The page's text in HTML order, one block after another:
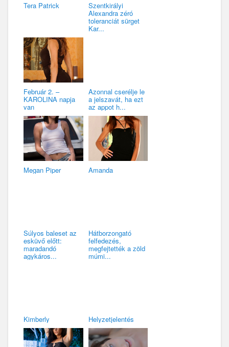
Tera Patrick Szentkirályi
Alexandra zéró
toleranciát sürget
Kar...
Február 2. –
KAROLINA napja
van
Azonnal cserélje le
a jelszavát, ha ezt
az appot h...
Megan Piper Amanda
Súlyos baleset az
esküvő előtt:
maradandó
agykáros...
Hátborzongató
felfedezés,
megfejtették a zöld
múmi...
Kimberly Helyzetjelentés